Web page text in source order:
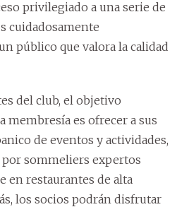
privilegiado a una serie de
cuidadosamente
público que valora la calidad
del club, el objetivo
membresía es ofrecer a sus
de eventos y actividades,
por sommeliers expertos
en restaurantes de alta
los socios podrán disfrutar